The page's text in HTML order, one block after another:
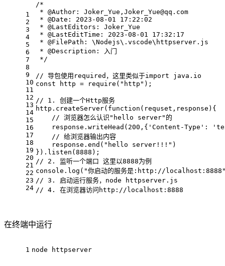
1
2
3
4
5
6
7
8
9
10
11
12
13
14
15
16
17
18
19
20
21
22
23
24
/*
* @Author: Joker_Yue,Joker_Yue@qq.com
* @Date: 2023-08-01 17:22:02
* @LastEditors: Joker_Yue
* @LastEditTime: 2023-08-01 17:32:17
* @FilePath: \Nodejs\.vscode\httpserver.js
* @Description: 入门
*/
// 导包使用required，这里类似于import java.io
const http = require ( "http" );
// 1. 创建一个Http服务
http. createServer( function ( requset,response ){
// 浏览器怎么认识"hello server"的
    response.
writeHead ( 200 ,{ 'Content-Type' :
// 给浏览器输出内容
    response.
end ( "hello server!!!" )
}). listen ( 8888 );
// 2. 监听一个端口 这里以8888为例
console . log ( "你启动的服务是:http://
// 3. 启动运行服务，node httpserver.js
// 4. 在浏览器访问http://localhost:8888
在终端中运行
1 node httpserver